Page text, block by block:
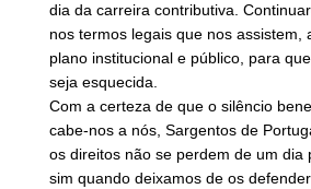
dia da carreira contributiva.
nos termos legais que nos assistem,
plano institucional e público, para
seja esquecida.
Com a certeza de que o silêncio
cabe-nos a nós, Sargentos de
os direitos não se perdem de um dia
sim quando deixamos de os